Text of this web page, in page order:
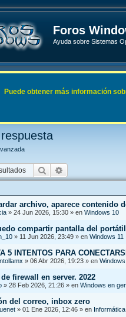
Foros
Ayuda sobre Sistemas
FAQ
Buscar
archivo, aparece contenido
» 24 Jun 2026, 15:30 » en Windows 10
compartir pantalla del
» 11 Jun 2026, 23:49 » en Windows 11
5 INTENTOS PARA
» 06 Abr 2026, 19:23 » en
firewall en server. 2022
» 28 Feb 2026, 21:26 » en Windows en
del correo, inbox zero
» 01 Ene 2026, 12:46 » en Informática
Puede obtener más información